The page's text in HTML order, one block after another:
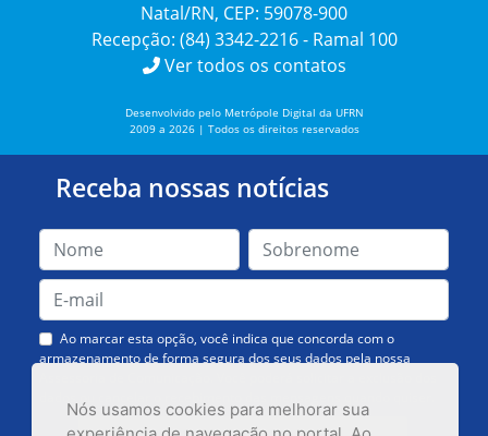
Nós usamos cookies para melhorar sua
Natal/RN, CEP: 59078-900
Recepção: (84) 3342-2216 - Ramal 100
Ver todos os contatos
Desenvolvido pelo Metrópole Digital da UFRN
2009 a 2026 | Todos os direitos reservados
Receba nossas notícias
Ao marcar esta opção, você indica que concorda com o
armazenamento de forma segura dos seus dados pela nossa